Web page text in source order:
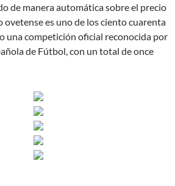
de manera automática sobre el precio
ovetense es uno de los ciento cuarenta
una competición oficial reconocida por
de Fútbol, con un total de once